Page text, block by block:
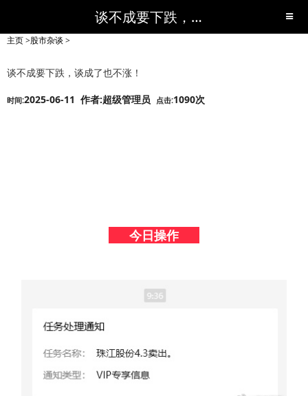
谈不成要下跌，谈成了也不涨！-股市杂谈-短线黑马,短线股票,短线炒股,实战,荐股,操盘,超级短线,令人叹为观止的短线炒股!-超级短线
主页>股市杂谈 >
谈不成要下跌，谈成了也不涨！
时间:2025-06-11 作者:超级管理员 点击:1090次
今日操作